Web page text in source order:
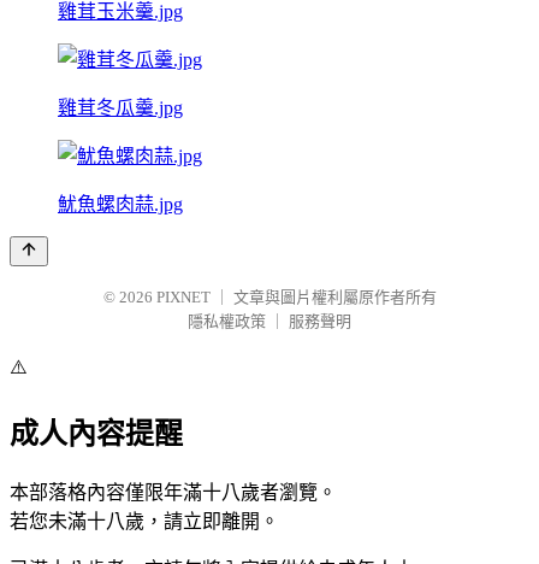
雞茸玉米羹.jpg
雞茸冬瓜羹.jpg
魷魚螺肉蒜.jpg
© 2026 PIXNET
文章與圖片權利屬原作者所有
隱私權政策
服務聲明
⚠️
成人內容提醒
本部落格內容僅限年滿十八歲者瀏覽。
若您未滿十八歲，請立即離開。